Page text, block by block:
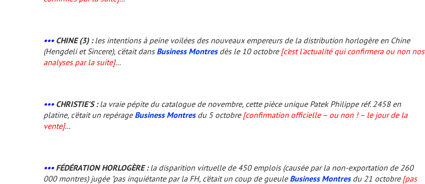
•••CHINE (3) :les intentions à peine voilées des nouveaux empereurs de la distribution horlogère en Chine
(Hengdeli et Sincere), c'était dans Business Montresdès le 10 octobre [c'est l'actualité qui confirmera ou non nos
analyses par la suite]...
•••CHRISTIE'S :la vraie pépite du catalogue de novembre, cette pièce unique Patek Philippe réf. 2458 en
platine, c'était un repérage Business Montresdu 5 octobre [confirmation officielle – ou non ! – le jour de la
vente]...
•••FÉDÉRATION HORLOGÈRE :la disparition virtuelle de 450 emplois (causée par la non-exportation de 260
000 montres) jugée "pas inquiétante par la FH, c'était un coup de gueule Business Montresdu 21 octobre [pas